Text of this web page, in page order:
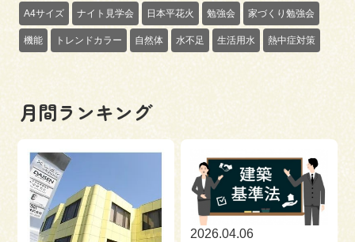
A4サイズ ナイト見学会 日本平花火 勉強会 家づくり勉強会
機能 トレンドカラー 自然体 水不足 生活用水 熱中症対策
月間ランキング
2026.04.06